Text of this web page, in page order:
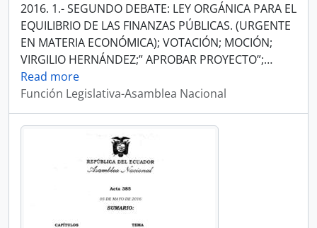
2016. 1.- SEGUNDO DEBATE: LEY ORGÁNICA PARA EL
EQUILIBRIO DE LAS FINANZAS PÚBLICAS. (URGENTE
EN MATERIA ECONÓMICA); VOTACIÓN; MOCIÓN;
VIRGILIO HERNÁNDEZ;” APROBAR PROYECTO”;…
Read more
Función Legislativa-Asamblea Nacional